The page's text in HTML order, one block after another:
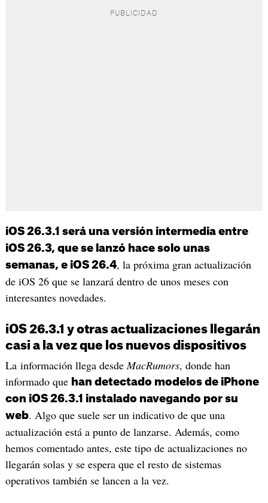
iOS 26.3.1 será una versión intermedia entre
iOS 26.3, que se lanzó hace solo unas
semanas, e iOS 26.4, la próxima gran actualización
de iOS 26 que se lanzará dentro de unos meses con
interesantes novedades.
iOS 26.3.1 y otras actualizaciones llegarán
casi a la vez que los nuevos dispositivos
La información llega desde MacRumors, donde han
informado que han detectado modelos de iPhone
con iOS 26.3.1 instalado navegando por su
web. Algo que suele ser un indicativo de que una
actualización está a punto de lanzarse. Además, como
hemos comentado antes, este tipo de actualizaciones no
llegarán solas y se espera que el resto de sistemas
operativos también se lancen a la vez.